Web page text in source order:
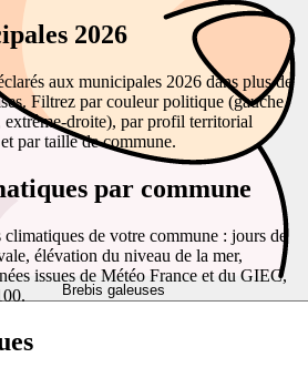
Brebis galeuses
2026
aux municipales 2026 dans plus de
Filtrez par couleur politique (gauche,
extrême-droite), par profil territorial
par taille de commune.
par commune
de votre commune : jours de
élévation du niveau de la mer,
issues de Météo France et du GIEC,